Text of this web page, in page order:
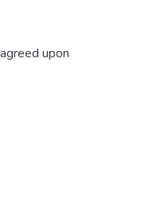
upon